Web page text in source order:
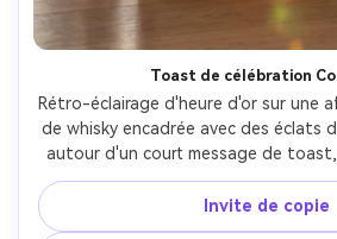
Toast de célébration
Rétro-éclairage d'heure d'or sur une
de whisky encadrée avec des éclats
autour d'un court message de toast,
chaud, titre sans serif propre avec
conçu avec une large bordure de mat
shot 85mm, éclair doux, ombres
Invite de copie